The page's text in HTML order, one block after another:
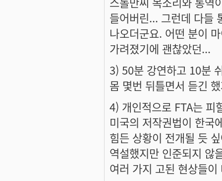
들어버린... 그런데 다들
나오더군요. 어떤 분이
가려졌기에 괜찮았던...
3) 50분 강연하고 10분
몸 몇번 뒤틀면서 듣긴
4) 개인적으로 FTA는 피
미국의 저작권법이 한국
힘든 상황이 전개될 듯
역설했지만 인준되지 않
여러 가지 고된 현상들